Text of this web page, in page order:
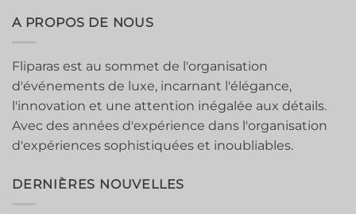
A PROPOS DE NOUS
Fliparas est au sommet de l'organisation
d'événements de luxe, incarnant l'élégance,
l'innovation et une attention inégalée aux détails.
Avec des années d'expérience dans l'organisation
d'expériences sophistiquées et inoubliables.
DERNIÈRES NOUVELLES